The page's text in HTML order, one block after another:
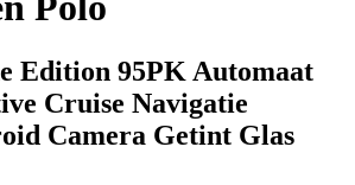
Edition 95PK Automaat
Cruise Navigatie
Camera Getint Glas